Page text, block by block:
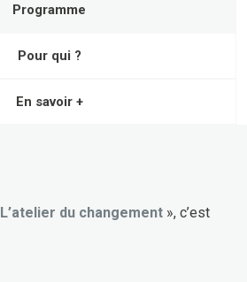
Programme
Pour qui ?
En savoir +
L’atelier du changement », c’est